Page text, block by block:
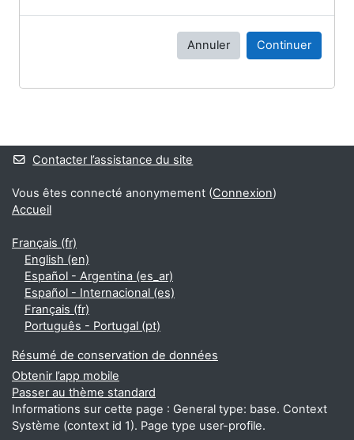
Annuler Continuer
Blocs supplémentaires
Contacter l’assistance du site
Vous êtes connecté anonymement (Connexion)
Accueil
Français ‎(fr)‎
English ‎(en)‎
Español - Argentina ‎(es_ar)‎
Español - Internacional ‎(es)‎
Français ‎(fr)‎
Português - Portugal ‎(pt)‎
Résumé de conservation de données
Obtenir l’app mobile
Passer au thème standard
Informations sur cette page : General type: base. Context
Système (context id 1). Page type user-profile.